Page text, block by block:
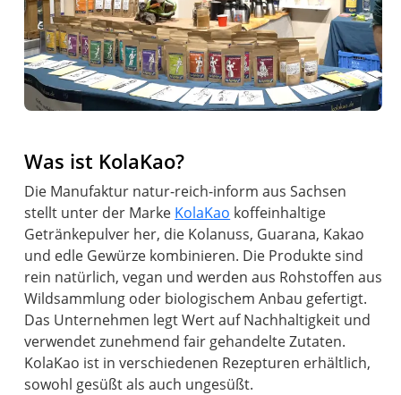
Was ist KolaKao?
Die Manufaktur natur-reich-inform aus Sachsen
stellt unter der Marke KolaKao koffeinhaltige
Getränkepulver her, die Kolanuss, Guarana, Kakao
und edle Gewürze kombinieren. Die Produkte sind
rein natürlich, vegan und werden aus Rohstoffen aus
Wildsammlung oder biologischem Anbau gefertigt.
Das Unternehmen legt Wert auf Nachhaltigkeit und
verwendet zunehmend fair gehandelte Zutaten.
KolaKao ist in verschiedenen Rezepturen erhältlich,
sowohl gesüßt als auch ungesüßt.